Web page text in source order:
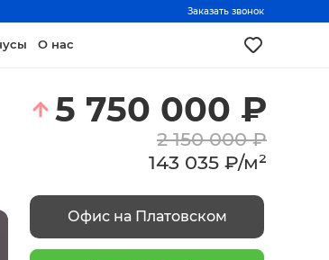
Заказать звонок
О нас
5 750 000 ₽
2 150 000 ₽
143 035 ₽/м²
Офис на Платовском